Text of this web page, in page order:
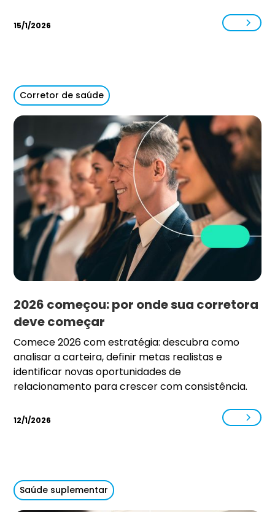
15/1/2026
Corretor de saúde
2026 começou: por onde sua corretora
deve começar
Comece 2026 com estratégia: descubra como
analisar a carteira, definir metas realistas e
identificar novas oportunidades de
relacionamento para crescer com consistência.
12/1/2026
Saúde suplementar